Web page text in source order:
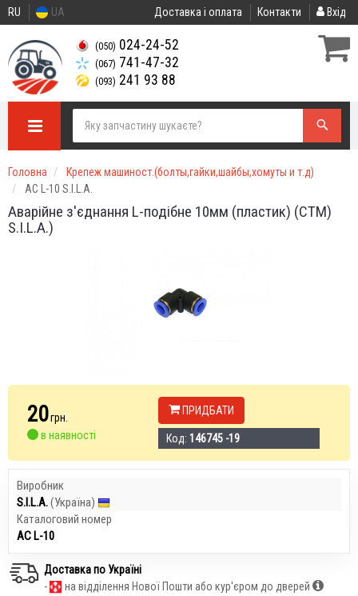
RU UA Доставка і оплата Контакти Вхід
(050) 024-24-52
(067) 741-47-32
(093) 241 93 88
Головна
Крепеж машиност.(болты,гайки,шайбы,хомуты и т.д)
АС L-10 S.I.L.A.
Аварійне з'єднання L-подібне 10мм (пластик) (СТМ)
S.I.L.A.)
20грн.
в наявності
ПРИДБАТИ
Код: 146745 -19
Виробник
S.I.L.A.(Україна)
Каталоговий номер
АС L-10
Доставка по Україні
-
на відділення Нової Пошти або кур'єром до дверей